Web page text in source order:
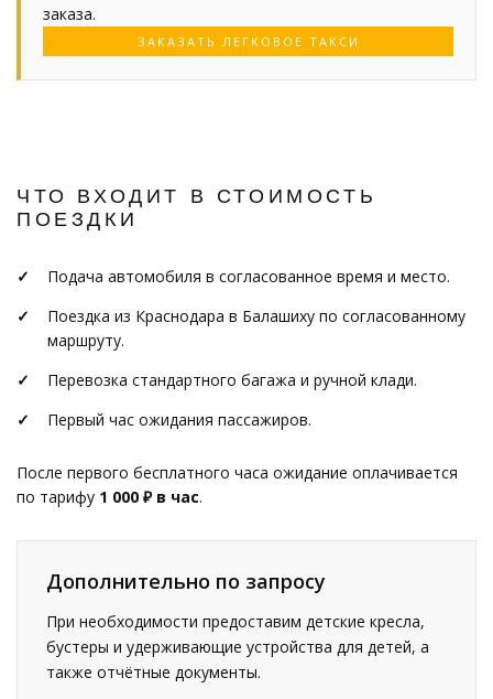
заказа.
ЗАКАЗАТЬ ЛЕГКОВОЕ ТАКСИ
ЧТО ВХОДИТ В СТОИМОСТЬ
ПОЕЗДКИ
Подача автомобиля в согласованное время и место.
Поездка из Краснодара в Балашиху по согласованному
маршруту.
Перевозка стандартного багажа и ручной клади.
Первый час ожидания пассажиров.
После первого бесплатного часа ожидание оплачивается
по тарифу 1 000 ₽ в час.
Дополнительно по запросу
При необходимости предоставим детские кресла,
бустеры и удерживающие устройства для детей, а
также отчётные документы.